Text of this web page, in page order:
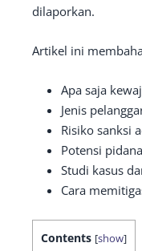
dilaporkan.
Artikel ini
Apa saja
Jenis
Risiko sanksi
Potensi
Studi kasus
Cara
Contents [show]